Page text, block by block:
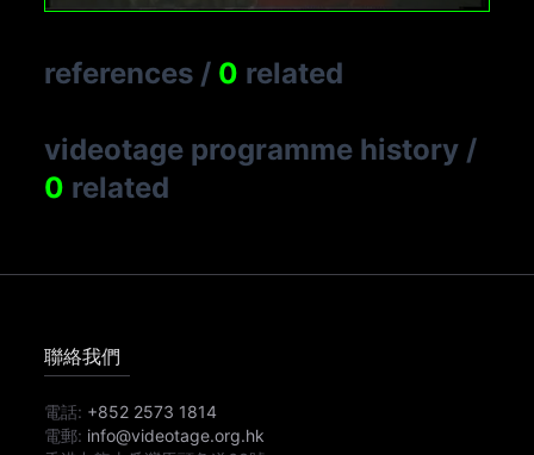
references / 0 related
videotage programme history /
0 related
聯絡我們
電話: +852 2573 1814
電郵: info@videotage.org.hk